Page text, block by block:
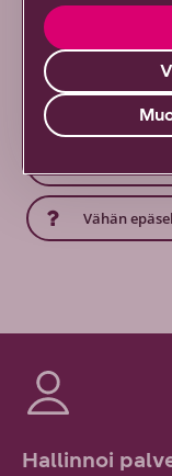
Kyllä löysin
Vähän
Hallinnoi